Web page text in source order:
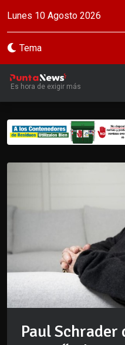
Lunes 10 Agosto 2026
Tema
Es hora de exigir más
Paul